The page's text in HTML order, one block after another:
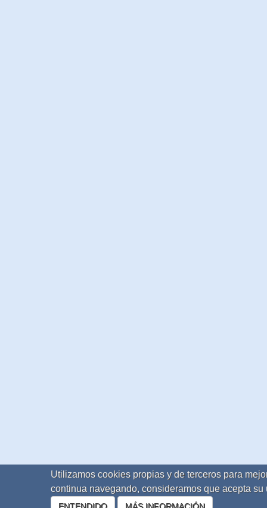
Utilizamos cookies propias y de terceros para
continua navegando, consideramos que acepta su